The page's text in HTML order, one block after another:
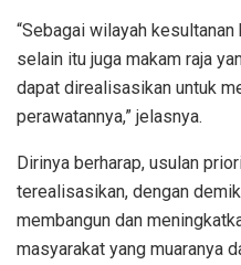
“Sebagai wilayah
selain itu juga makam raja
dapat direalisasikan untuk
perawatannya,” jelasnya.
Dirinya berharap, usulan
terealisasikan, dengan
membangun dan
masyarakat yang muaranya